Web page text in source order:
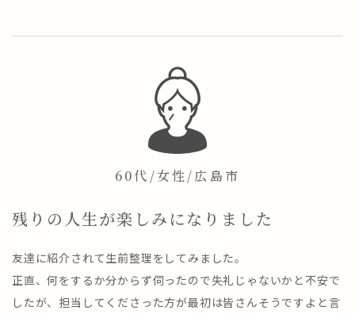
60代/女性/広島市
残りの人生が楽しみになりました
友達に紹介されて生前整理をしてみました。
正直、何をするか分からず伺ったので失礼じゃないかと不安で
したが、担当してくださった方が最初は皆さんそうですよと言